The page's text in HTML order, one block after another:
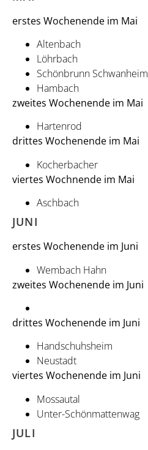
erstes Wochenende im Mai
Altenbach
Löhrbach
Schönbrunn Schwanheim
Hambach
zweites Wochenende im Mai
Hartenrod
drittes Wochenende im Mai
Kocherbacher
viertes Wochnende im Mai
Aschbach
JUNI
erstes Wochenende im Juni
Wembach Hahn
zweites Wochenende im Juni
drittes Wochenende im Juni
Handschuhsheim
Neustadt
viertes Wochenende im Juni
Mossautal
Unter-Schönmattenwag
JULI